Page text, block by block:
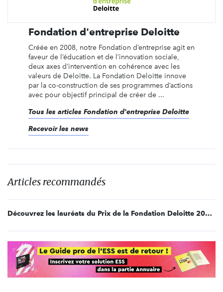
Fondation d'entreprise Deloitte
Créée en 2008, notre Fondation d’entreprise agit en
faveur de l’éducation et de l’innovation sociale,
deux axes d’intervention en cohérence avec les
valeurs de Deloitte. La Fondation Deloitte innove
par la co-construction de ses programmes d’actions
avec pour objectif principal de créer de ...
Tous les articles Fondation d'entreprise Deloitte
Recevoir les news
Articles recommandés
Découvrez les lauréats du Prix de la Fondation Deloitte 2021 !